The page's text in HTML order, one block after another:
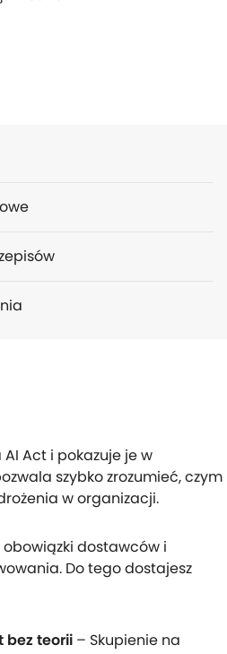
Act i pokazuje je w
szybko zrozumieć, czym
w organizacji.
dostawców i
Do tego dostajesz
bez teorii– Skupienie na